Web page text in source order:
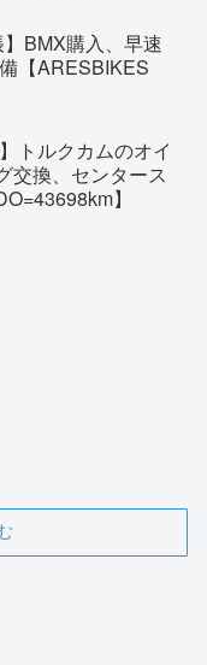
】BMX購入、早速
【ARESBIKES
トルクカムのオイ
交換、センタース
】